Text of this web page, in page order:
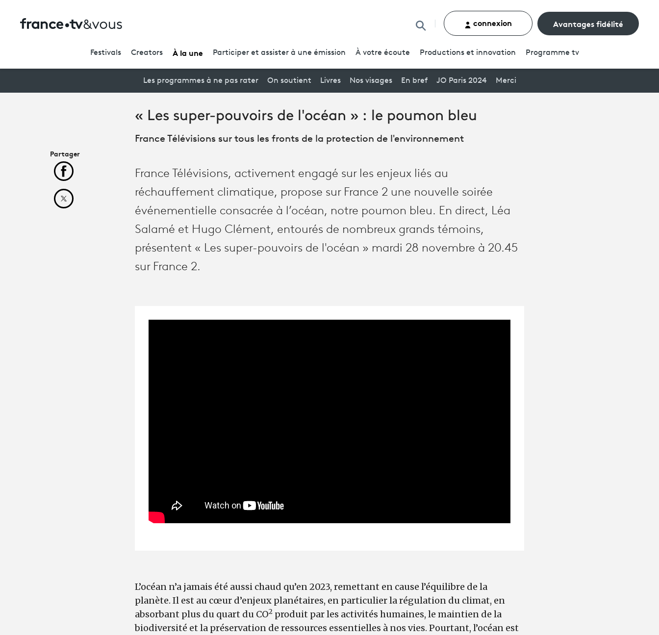
Rechercher un contenu
connexion Avantages fidélité
Festivals Creators À la une Participer et assister à une émission À votre écoute Productions et innovation Programme tv
Les programmes à ne pas rater On soutient Livres Nos visages En bref JO Paris 2024 Merci
« Les super-pouvoirs de l'océan » : le poumon bleu
France Télévisions sur tous les fronts de la protection de l'environnement
France Télévisions, activement engagé sur les enjeux liés au
réchauffement climatique, propose sur France 2 une nouvelle soirée
événementielle consacrée à l’océan, notre poumon bleu. En direct, Léa
Salamé et Hugo Clément, entourés de nombreux grands témoins,
présentent « Les super-pouvoirs de l'océan » mardi 28 novembre à 20.45
sur France 2.
L’océan n’a jamais été aussi chaud qu’en 2023, remettant en cause l’équilibre de la
planète. Il est au cœur d’enjeux planétaires, en particulier la régulation du climat, en
absorbant plus du quart du CO2 produit par les activités humaines, le maintien de la
biodiversité et la préservation de ressources essentielles à nos vies. Pourtant, l’océan est
Partager
Partager cet article sur Facebook
Partager cet article sur X